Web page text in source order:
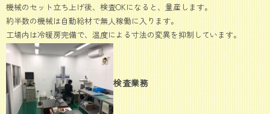
機械のセット立ち上げ後、検査OKになると、量産します。
約半数の機械は自動給材で無人稼働に入ります。
工場内は冷暖房完備で、温度による寸法の変異を抑制しています。
検査業務